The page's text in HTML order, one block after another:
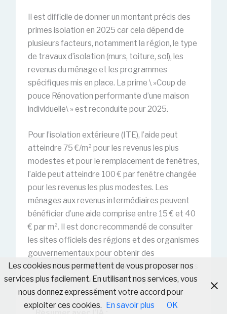
Il est difficile de donner un montant précis des
primes isolation en 2025 car cela dépend de
plusieurs facteurs, notamment la région, le type
de travaux d’isolation (murs, toiture, sol), les
revenus du ménage et les programmes
spécifiques mis en place. La prime \ »Coup de
pouce Rénovation performante d’une maison
individuelle\ » est reconduite pour 2025.
Pour l’isolation extérieure (ITE), l’aide peut
atteindre 75 €/m² pour les revenus les plus
modestes et pour le remplacement de fenêtres,
l’aide peut atteindre 100 € par fenêtre changée
pour les revenus les plus modestes. Les
ménages aux revenus intermédiaires peuvent
bénéficier d’une aide comprise entre 15 € et 40
€ par m². Il est donc recommandé de consulter
les sites officiels des régions et des organismes
gouvernementaux pour obtenir des
informations précises et à jour sur les montants
des primes et les conditions d’éligibilité.
Les cookies nous permettent de vous proposer nos
services plus facilement. En utilisant nos services, vous
nous donnez expressément votre accord pour
exploiter ces cookies. En savoir plus OK